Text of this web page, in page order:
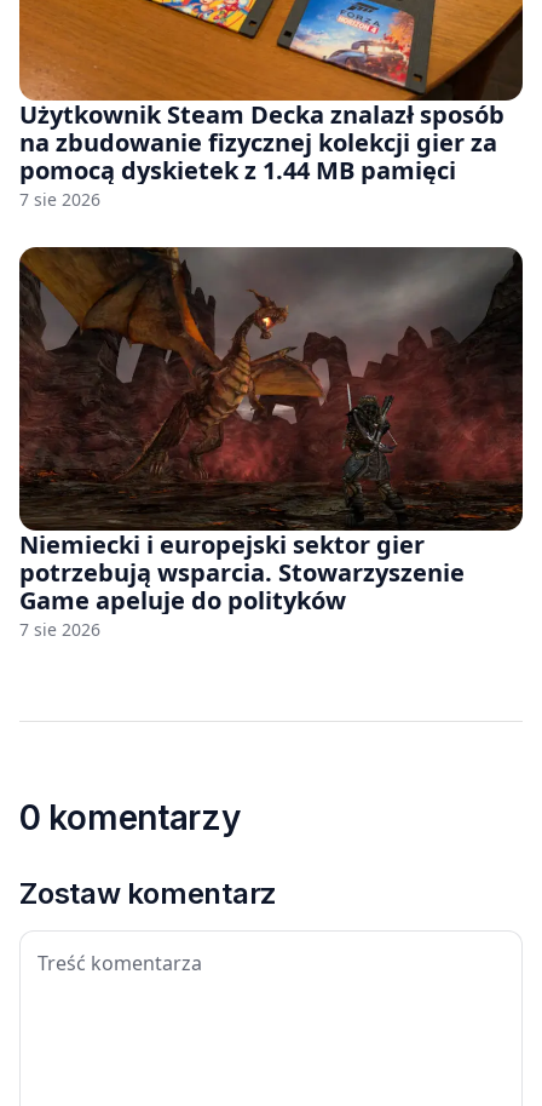
Użytkownik Steam Decka znalazł sposób
na zbudowanie fizycznej kolekcji gier za
pomocą dyskietek z 1.44 MB pamięci
7 sie 2026
Niemiecki i europejski sektor gier
potrzebują wsparcia. Stowarzyszenie
Game apeluje do polityków
7 sie 2026
0 komentarzy
Zostaw komentarz